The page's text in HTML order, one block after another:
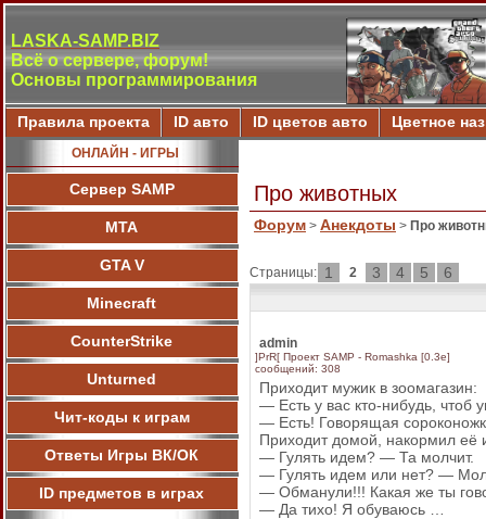
LASKA-SAMP.BIZ
Всё о сервере, форум!
Основы программирования
Правила проекта ID авто ID цветов авто Цветное
ОНЛАЙН - ИГРЫ
Сервер SAMP
МТА
GTA V
Minecraft
CounterStrike
Unturned
Чит-коды к играм
Ответы Игры ВК/ОК
ID предметов в играх
Про животных
Форум > Анекдоты > Про
Страницы: 1 2 3 4 5 6
admin
]PrR[ Проект SAMP - Romashka [0.3e]
сообщений: 308
Приходит мужик в зоомагазин:
— Есть у вас кто-нибудь, чтоб
— Есть! Говорящая
Приходит домой, накормил её
— Гулять идем? — Та молчит.
— Гулять идем или нет? —
— Обманули!!! Какая же ты
— Да тихо! Я обуваюсь …